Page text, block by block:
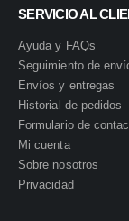
SERVICIO AL
Ayuda y FAQs
Seguimiento de
Envíos y entregas
Historial de pedidos
Formulario de
Mi cuenta
Sobre nosotros
Privacidad